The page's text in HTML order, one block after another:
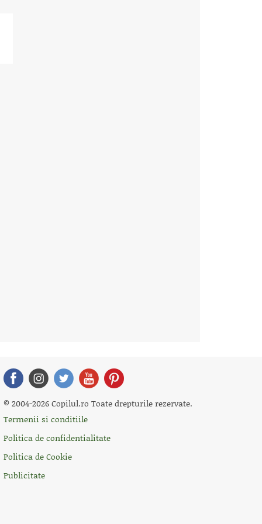
© 2004-2026 Copilul.ro Toate drepturile rezervate.
Termenii si conditiile
Politica de confidentialitate
Politica de Cookie
Publicitate